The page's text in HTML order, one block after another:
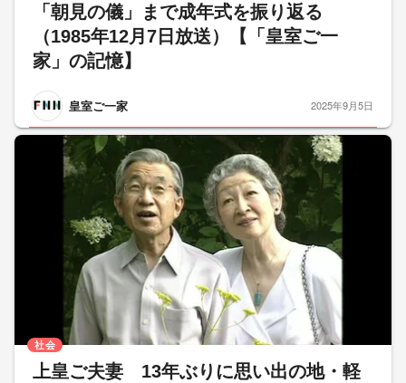
「朝見の儀」まで成年式を振り返る
（1985年12月7日放送）【「皇室ご一
家」の記憶】
皇室ご一家 2025年9月5日
上皇ご夫妻 13年ぶりに思い出の地・軽
社会